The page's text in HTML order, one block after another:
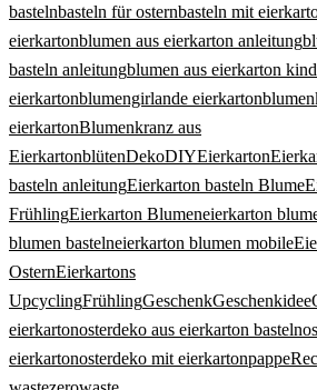
bastelnbasteln für osternbasteln mit
eierkartonblumen aus eierkarton anleitung
basteln anleitungblumen aus eierkarton
eierkartonblumengirlande eierkarton
eierkartonBlumenkranz aus
EierkartonblütenDekoDIYEierkarton
basteln anleitungEierkarton basteln Blume
FrühlingEierkarton Blumeneierkarton
blumen bastelneierkarton blumen mobile
OsternEierkartons
UpcyclingFrühlingGeschenkGeschenkidee
eierkartonosterdeko aus eierkarton basteln
eierkartonosterdeko mit eierkartonpappe